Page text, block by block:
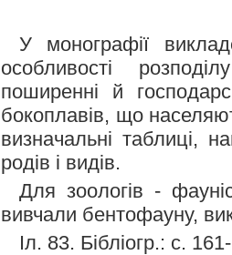
У монографії
особливості
поширенні й
бокоплавів, що
визначальні таблиці,
родів і видів.
Для зоологів -
вивчали бентофауну,
Іл. 83. Бібліогр.: с.